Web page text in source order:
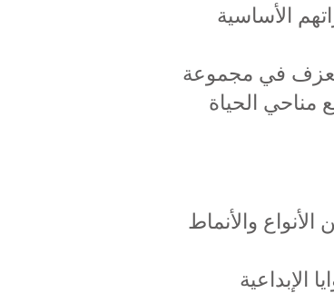
الأساسية
العزف في مجموعة
مناحي الحياة
والأنماط